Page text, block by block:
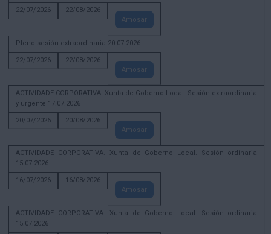
22/07/2026
22/08/2026
Amosar
Pleno sesión extraordinaria 20.07.2026
22/07/2026
22/08/2026
Amosar
ACTIVIDADE CORPORATIVA. Xunta de Goberno Local. Sesión extraordinaria
y urgente 17.07.2026
20/07/2026
20/08/2026
Amosar
ACTIVIDADE CORPORATIVA. Xunta de Goberno Local. Sesión ordinaria
15.07.2026
16/07/2026
16/08/2026
Amosar
ACTIVIDADE CORPORATIVA. Xunta de Goberno Local. Sesión ordinaria
15.07.2026